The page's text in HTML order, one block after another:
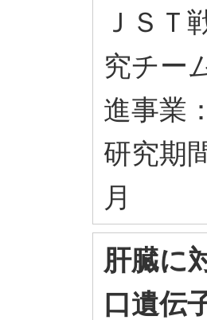
ＪＳＴ
究チー
進事業
研究期
月
肝臓に
口遺伝